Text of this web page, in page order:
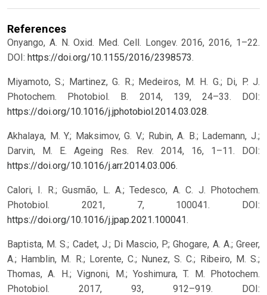
References
Onyango, A. N. Oxid. Med. Cell. Longev. 2016, 2016, 1–22.
DOI: https://doi.org/10.1155/2016/2398573.
Miyamoto, S.; Martinez, G. R.; Medeiros, M. H. G.; Di, P. J.
Photochem. Photobiol. B. 2014, 139, 24–33. DOI:
https://doi.org/10.1016/j.jphotobiol.2014.03.028.
Akhalaya, M. Y.; Maksimov, G. V.; Rubin, A. B.; Lademann, J.;
Darvin, M. E. Ageing Res. Rev. 2014, 16, 1–11. DOI:
https://doi.org/10.1016/j.arr.2014.03.006.
Calori, I. R.; Gusmão, L. A.; Tedesco, A. C. J. Photochem.
Photobiol. 2021, 7, 100041. DOI:
https://doi.org/10.1016/j.jpap.2021.100041.
Baptista, M. S.; Cadet, J.; Di Mascio, P.; Ghogare, A. A.; Greer,
A.; Hamblin, M. R.; Lorente, C.; Nunez, S. C.; Ribeiro, M. S.;
Thomas, A. H.; Vignoni, M.; Yoshimura, T. M. Photochem.
Photobiol. 2017, 93, 912–919. DOI: